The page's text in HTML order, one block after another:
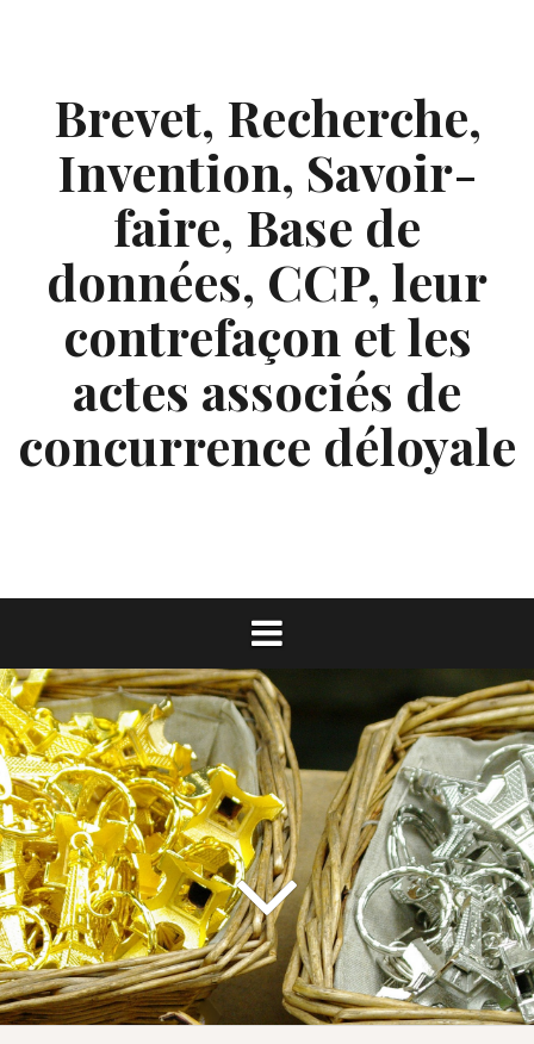
Brevet, Recherche,
Invention, Savoir-
faire, Base de
données, CCP, leur
contrefaçon et les
actes associés de
concurrence déloyale